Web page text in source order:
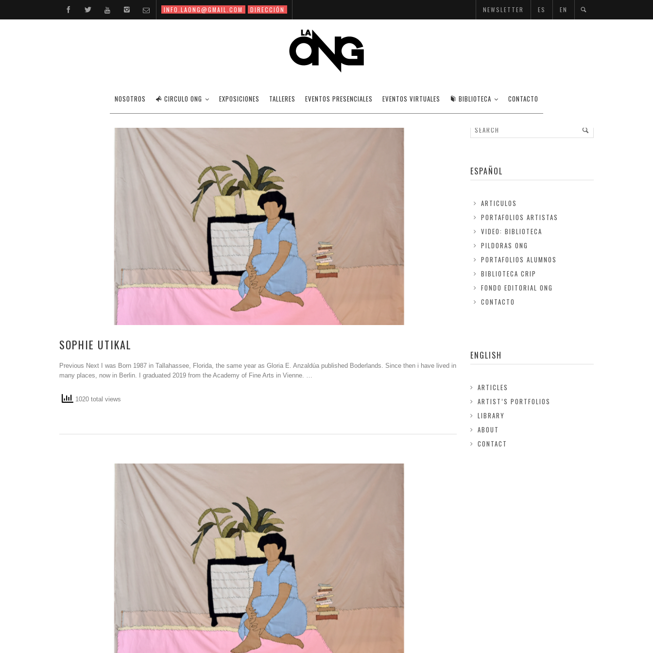
INFO.LAONG@GMAIL.COM DIRECCIÓN NEWSLETTER ES EN
NOSOTROS CIRCULO ONG EXPOSICIONES TALLERES EVENTOS PRESENCIALES EVENTOS VIRTUALES BIBLIOTECA CONTACTO
SOPHIE UTIKAL
SOPHIE UTIKAL
Previous Next I was Born 1987 in Tallahassee, Florida, the same year as Gloria E. Anzaldúa published Boderlands. Since then i have lived in
many places, now in Berlin. I graduated 2019 from the Academy of Fine Arts in Vienne. …
1020 total views
ESPAÑOL
ARTICULOS
PORTAFOLIOS ARTISTAS
VIDEO: BIBLIOTECA
PILDORAS ONG
PORTAFOLIOS ALUMNOS
BIBLIOTECA CRIP
FONDO EDITORIAL ONG
CONTACTO
ENGLISH
ARTICLES
ARTIST’S PORTFOLIOS
LIBRARY
ABOUT
CONTACT